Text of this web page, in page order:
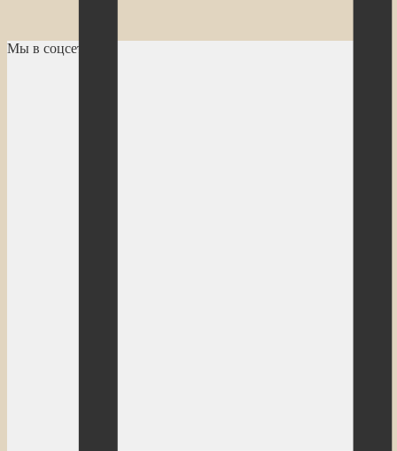
Мы в соцсетях